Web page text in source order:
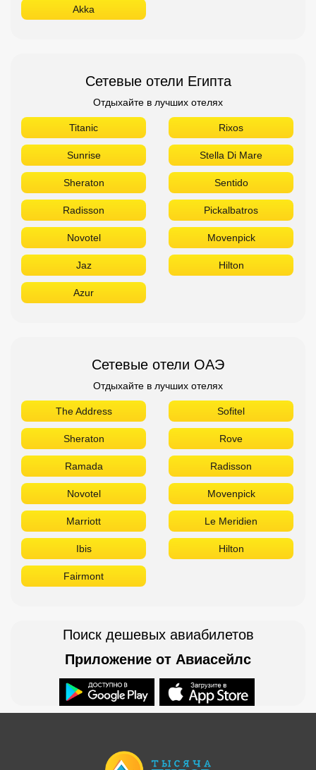
Akka
Сетевые отели Египта
Отдыхайте в лучших отелях
Titanic Rixos
Sunrise Stella Di Mare
Sheraton Sentido
Radisson Pickalbatros
Novotel Movenpick
Jaz Hilton
Azur
Сетевые отели ОАЭ
Отдыхайте в лучших отелях
The Address Sofitel
Sheraton Rove
Ramada Radisson
Novotel Movenpick
Marriott Le Meridien
Ibis Hilton
Fairmont
Поиск дешевых авиабилетов
Приложение от Авиасейлс